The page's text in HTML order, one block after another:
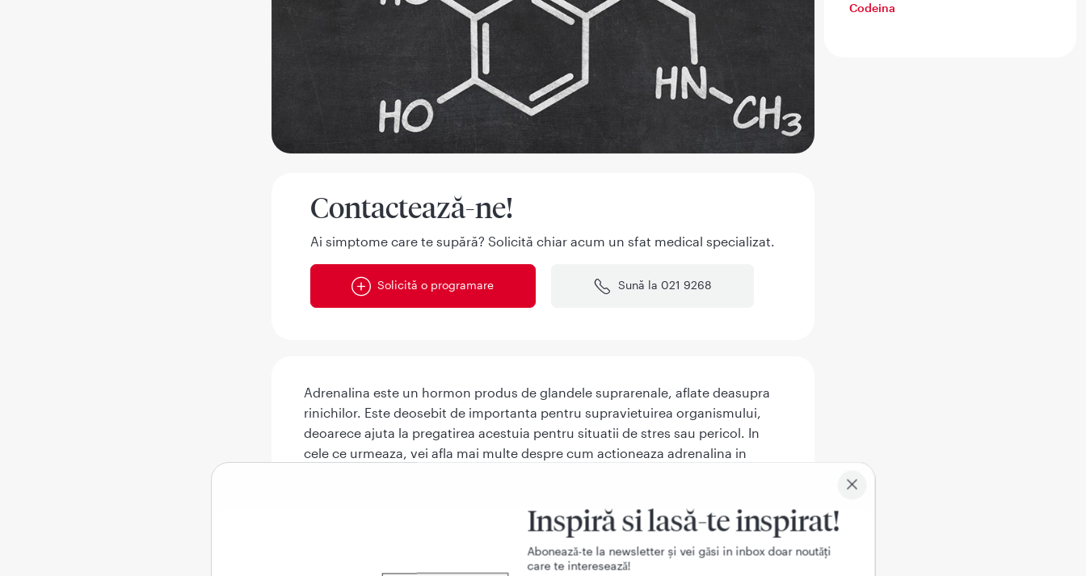
Contactează-ne!
Ai simptome care te supără? Solicită chiar acum un sfat medical specializat.
Solicită o programare Sună la 021 9268
Adrenalina este un hormon produs de glandele suprarenale, aflate deasupra
rinichilor. Este deosebit de importanta pentru supravietuirea organismului,
deoarece ajuta la pregatirea acestuia pentru situatii de stres sau pericol. In
cele ce urmeaza, vei afla mai multe despre cum actioneaza adrenalina in
Inspiră si lasă-te inspirat!
Aboneazǎ-te la newsletter și vei gǎsi in inbox doar noutǎți
care te intereseazǎ!
Codeina